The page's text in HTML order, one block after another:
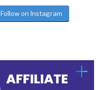
Follow on Instagram